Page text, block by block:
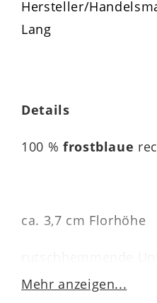
Hersteller/
Lang
Details
100 % frostblaue
ca. 3,7 cm Florhöhe
Mehr anzeigen...